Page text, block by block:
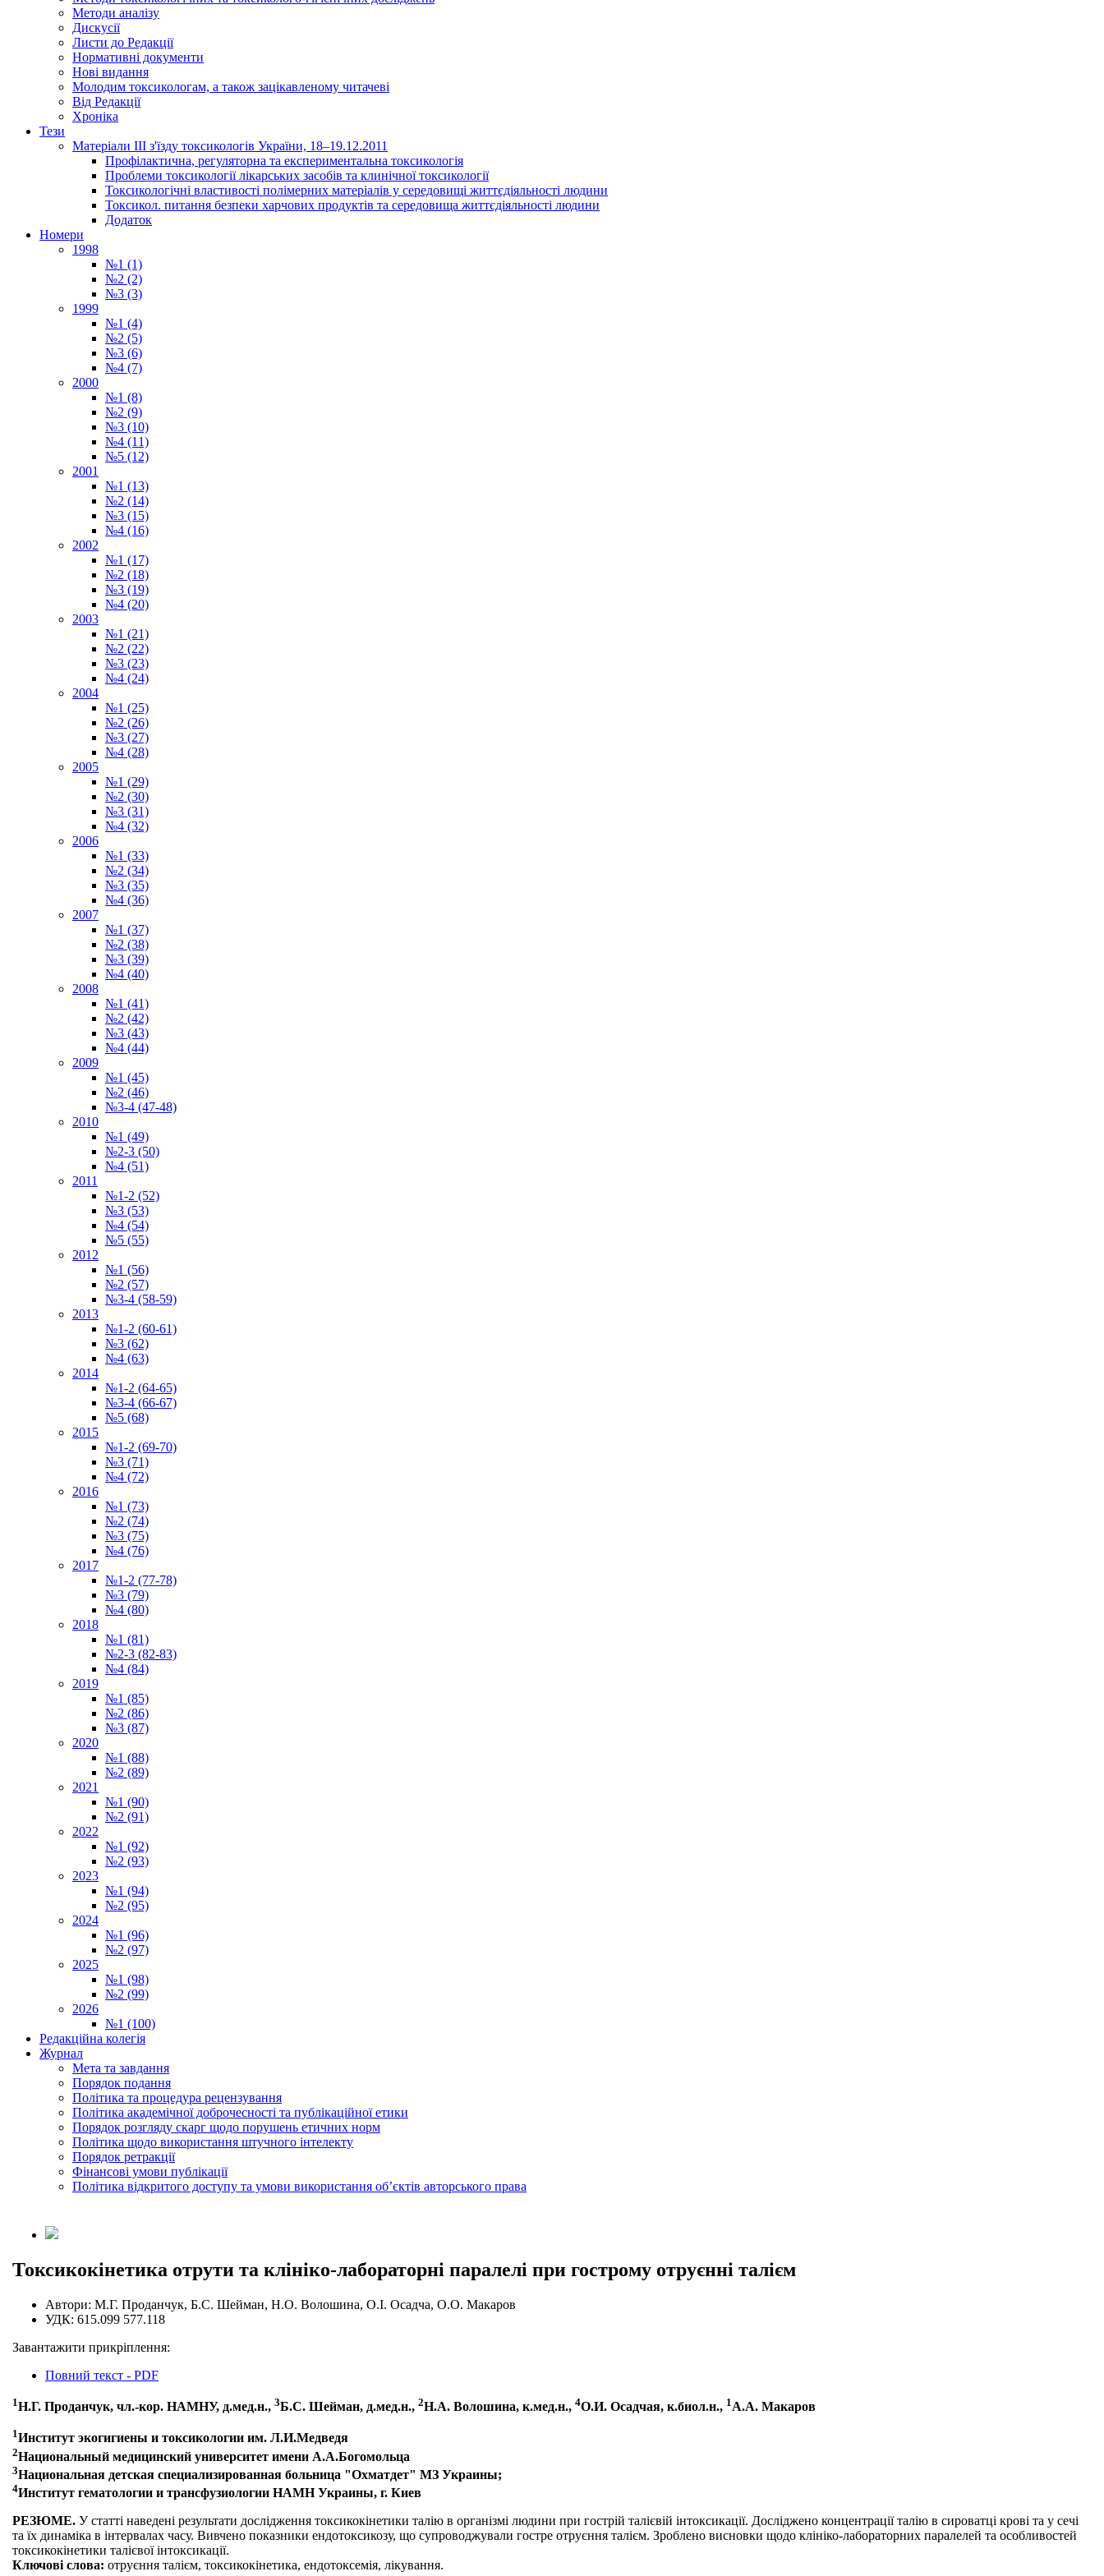
Методи аналізу
Дискусії
Листи до Редакції
Нормативні документи
Нові видання
Молодим токсикологам, а також зацікавленому читачеві
Від Редакції
Хроніка
Тези
Матеріали ІІІ з'їзду токсикологів України, 18–19.12.2011
Профілактична, регуляторна та експериментальна токсикологія
Проблеми токсикології лікарських засобів та клинічної токсикології
Токсикологічні властивості полімерних матеріалів у середовищі життєдіяльності людини
Токсикол. питання безпеки харчових продуктів та середовища життєдіяльності людини
Додаток
Номери
1998
№1 (1)
№2 (2)
№3 (3)
1999
№1 (4)
№2 (5)
№3 (6)
№4 (7)
2000
№1 (8)
№2 (9)
№3 (10)
№4 (11)
№5 (12)
2001
№1 (13)
№2 (14)
№3 (15)
№4 (16)
2002
№1 (17)
№2 (18)
№3 (19)
№4 (20)
2003
№1 (21)
№2 (22)
№3 (23)
№4 (24)
2004
№1 (25)
№2 (26)
№3 (27)
№4 (28)
2005
№1 (29)
№2 (30)
№3 (31)
№4 (32)
2006
№1 (33)
№2 (34)
№3 (35)
№4 (36)
2007
№1 (37)
№2 (38)
№3 (39)
№4 (40)
2008
№1 (41)
№2 (42)
№3 (43)
№4 (44)
2009
№1 (45)
№2 (46)
№3-4 (47-48)
2010
№1 (49)
№2-3 (50)
№4 (51)
2011
№1-2 (52)
№3 (53)
№4 (54)
№5 (55)
2012
№1 (56)
№2 (57)
№3-4 (58-59)
2013
№1-2 (60-61)
№3 (62)
№4 (63)
2014
№1-2 (64-65)
№3-4 (66-67)
№5 (68)
2015
№1-2 (69-70)
№3 (71)
№4 (72)
2016
№1 (73)
№2 (74)
№3 (75)
№4 (76)
2017
№1-2 (77-78)
№3 (79)
№4 (80)
2018
№1 (81)
№2-3 (82-83)
№4 (84)
2019
№1 (85)
№2 (86)
№3 (87)
2020
№1 (88)
№2 (89)
2021
№1 (90)
№2 (91)
2022
№1 (92)
№2 (93)
2023
№1 (94)
№2 (95)
2024
№1 (96)
№2 (97)
2025
№1 (98)
№2 (99)
2026
№1 (100)
Редакційна колегія
Журнал
Мета та завдання
Порядок подання
Політика та процедура рецензування
Політика академічної доброчесності та публікаційної етики
Порядок розгляду скарг щодо порушень етичних норм
Політика щодо використання штучного інтелекту
Порядок ретракції
Фінансові умови публікації
Політика відкритого доступу та умови використання обʼєктів авторського права
Токсикокінетика отрути та клініко-лабораторні паралелі при гострому отруєнні талієм
Автори: М.Г. Проданчук, Б.С. Шейман, Н.О. Волошина, О.І. Осадча, О.О. Макаров
УДК: 615.099 577.118
Завантажити прикріплення:
Повний текст - PDF
1Н.Г. Проданчук, чл.-кор. НАМНУ, д.мед.н., 3Б.С. Шейман, д.мед.н., 2Н.А. Волошина, к.мед.н., 4О.И. Осадчая, к.биол.н., 1 А.А. Макаров
1Институт экогигиены и токсикологии им. Л.И.Медведя
2Национальный медицинский университет имени А.А.Богомольца
3Национальная детская специализированная больница "Охматдет" МЗ Украины;
4Институт гематологии и трансфузиологии НАМН Украины, г. Киев
РЕЗЮМЕ. У статті наведені результати дослідження токсикокінетики талію в організмі людини при гострій талієвій інтоксикації. Досліджено концентрації талію в сироватці крові та у сечі
та їх динаміка в інтервалах часу. Вивчено показники ендотоксикозу, що супроводжували гостре отруєння талієм. Зроблено висновки щодо клініко-лабораторних паралелей та особливостей
токсикокінетики талієвої інтоксикації.
Ключові слова: отруєння талієм, токсикокінетика, ендотоксемія, лікування.